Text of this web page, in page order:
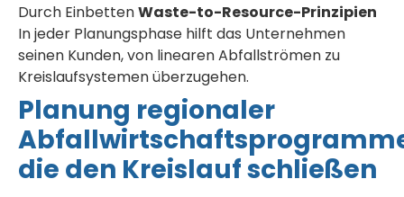
Durch EinbettenWaste-to-Resource-Prinzipien
In jeder Planungsphase hilft das Unternehmen
seinen Kunden, von linearen Abfallströmen zu
Kreislaufsystemen überzugehen.
Planung regionaler
die den Kreislauf schließen